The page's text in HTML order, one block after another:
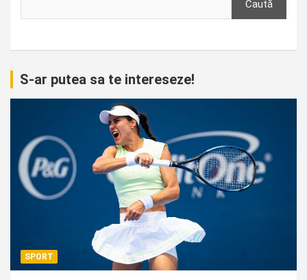
Caută
S-ar putea sa te intereseze!
SPORT